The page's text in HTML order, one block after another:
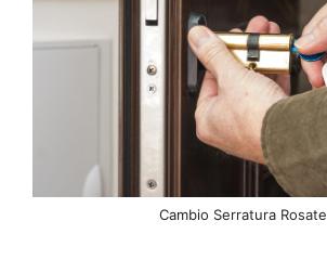
Cambio Serratura Rosate